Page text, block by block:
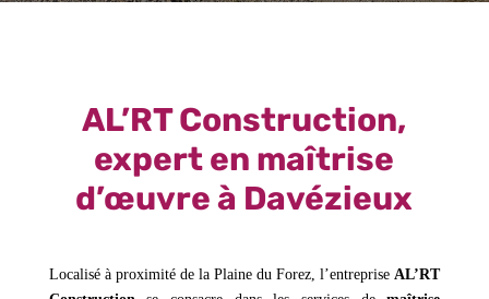
AL’RT Construction,
expert en maîtrise
d’œuvre à Davézieux
Localisé à proximité de la Plaine du Forez, l’entreprise AL’RT